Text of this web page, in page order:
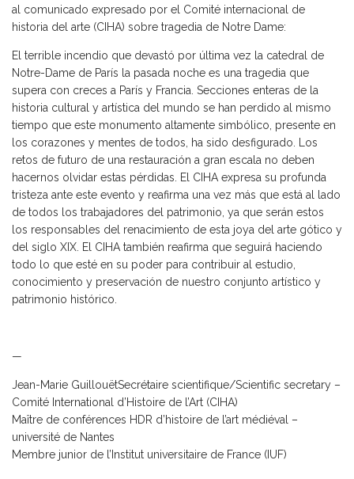
al comunicado expresado por el Comité internacional de
historia del arte (CIHA) sobre tragedia de Notre Dame:
El terrible incendio que devastó por última vez la catedral de
Notre-Dame de París la pasada noche es una tragedia que
supera con creces a París y Francia. Secciones enteras de la
historia cultural y artística del mundo se han perdido al mismo
tiempo que este monumento altamente simbólico, presente en
los corazones y mentes de todos, ha sido desfigurado. Los
retos de futuro de una restauración a gran escala no deben
hacernos olvidar estas pérdidas. El CIHA expresa su profunda
tristeza ante este evento y reafirma una vez más que está al lado
de todos los trabajadores del patrimonio, ya que serán estos
los responsables del renacimiento de esta joya del arte gótico y
del siglo XIX. El CIHA también reafirma que seguirá haciendo
todo lo que esté en su poder para contribuir al estudio,
conocimiento y preservación de nuestro conjunto artístico y
patrimonio histórico.
—
Jean-Marie GuillouëtSecrétaire scientifique/Scientific secretary –
Comité International d’Histoire de l’Art (CIHA)
Maître de conférences HDR d’histoire de l’art médiéval –
université de Nantes
Membre junior de l’Institut universitaire de France (IUF)